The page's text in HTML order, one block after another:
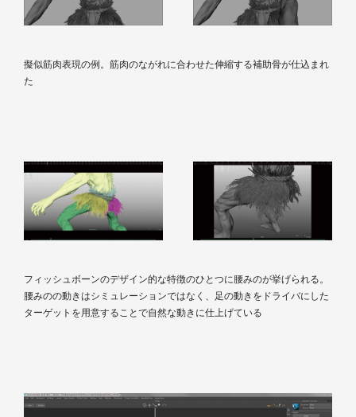
擬似筋肉表現の例。筋肉のながれに合わせた伸縮する補助骨が仕込まれ
た
フィッシュボーンのデザイン的な特徴のひとつに腰みのが挙げられる。
腰みのの動きはシミュレーションではなく、足の動きをドライバにした
ターゲットを用意することで自然な動きに仕上げている